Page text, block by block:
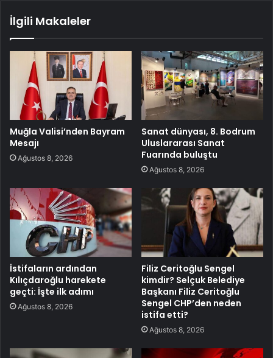
İlgili Makaleler
Muğla Valisi’nden Bayram
Mesajı
Ağustos 8, 2026
Sanat dünyası, 8. Bodrum
Uluslararası Sanat
Fuarında buluştu
Ağustos 8, 2026
İstifaların ardından
Kılıçdaroğlu harekete
geçti: İşte ilk adımı
Ağustos 8, 2026
Filiz Ceritoğlu Sengel
kimdir? Selçuk Belediye
Başkanı Filiz Ceritoğlu
Sengel CHP’den neden
istifa etti?
Ağustos 8, 2026